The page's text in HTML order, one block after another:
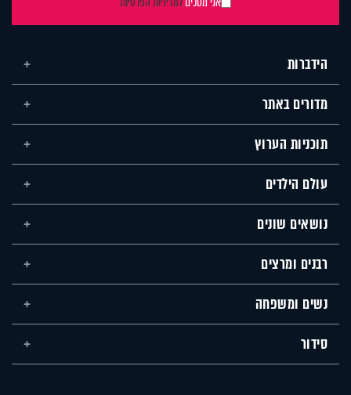
הידברות
מדורים באתר
תוכניות הערוץ
עולם הילדים
נושאים שונים
רבנים ומרצים
נשים ומשפחה
סידור